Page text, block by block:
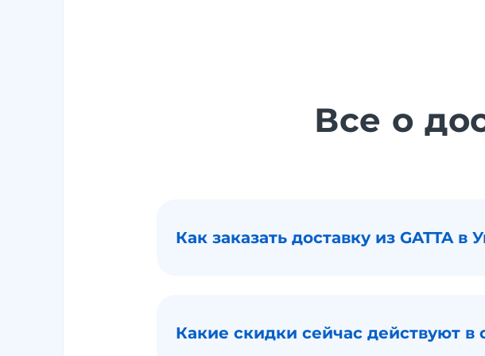
Все о
Как заказать доставку из GATTA в
Какие скидки сейчас действуют в